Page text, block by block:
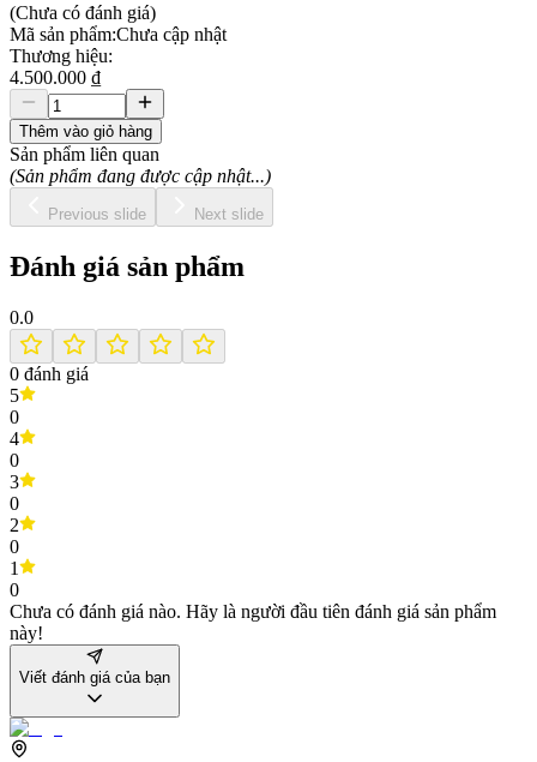
(Chưa có đánh giá)
Mã sản phẩm:Chưa cập nhật
Thương hiệu:
4.500.000 ₫
Thêm vào giỏ hàng
Sản phẩm liên quan
(Sản phẩm đang được cập nhật...)
Previous slide Next slide
Đánh giá sản phẩm
0.0
0 đánh giá
5
0
4
0
3
0
2
0
1
0
Chưa có đánh giá nào. Hãy là người đầu tiên đánh giá sản phẩm
này!
Viết đánh giá của bạn